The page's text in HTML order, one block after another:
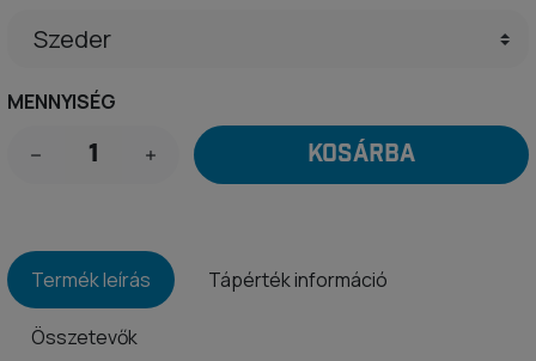
MENNYISÉG
KOSÁRBA
Termék leírás Tápérték információ
Összetevők